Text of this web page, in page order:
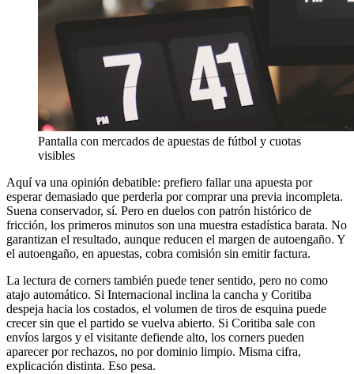
Pantalla con mercados de apuestas de fútbol y cuotas
visibles
Aquí va una opinión debatible: prefiero fallar una apuesta por
esperar demasiado que perderla por comprar una previa incompleta.
Suena conservador, sí. Pero en duelos con patrón histórico de
fricción, los primeros minutos son una muestra estadística barata. No
garantizan el resultado, aunque reducen el margen de autoengaño. Y
el autoengaño, en apuestas, cobra comisión sin emitir factura.
La lectura de corners también puede tener sentido, pero no como
atajo automático. Si Internacional inclina la cancha y Coritiba
despeja hacia los costados, el volumen de tiros de esquina puede
crecer sin que el partido se vuelva abierto. Si Coritiba sale con
envíos largos y el visitante defiende alto, los corners pueden
aparecer por rechazos, no por dominio limpio. Misma cifra,
explicación distinta. Eso pesa.